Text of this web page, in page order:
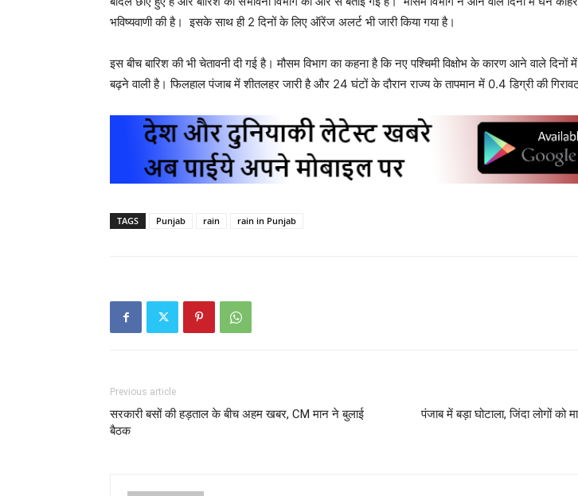
भविष्यवाणी की है। इसके साथ ही 2 दिनों के लिए ऑरेंज अलर्ट भी जारी किया गया है।
इस बीच बारिश की भी चेतावनी दी गई है। मौसम विभाग का कहना है कि नए पश्चिमी विक्षोभ के कारण आने वाले
बढ़ने वाली है। फिलहाल पंजाब में शीतलहर जारी है और 24 घंटों के दौरान राज्य के तापमान में 0.4 डिग्री की
TAGS Punjab rain rain in Punjab
Previous article
सरकारी बसों की हड़ताल के बीच अहम खबर, CM मान ने बुलाई
बैठक
पंजाब में बड़ा घोटाला, जिंदा लोगों को